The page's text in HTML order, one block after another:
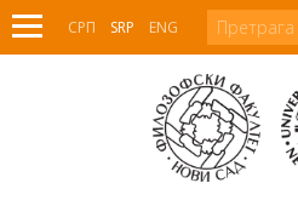
СРП SRP ENG